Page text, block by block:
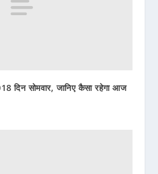
दिन सोमवार, जानिए कैसा रहेगा आज